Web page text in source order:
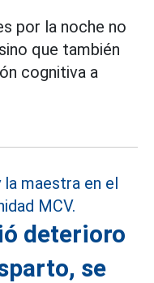
por la noche no
que también
cognitiva a
deterioro
se